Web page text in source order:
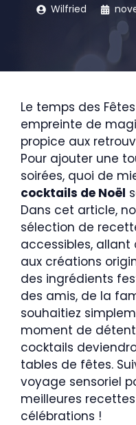
Wilfried
Le temps des
empreinte de
propice aux
Pour ajouter une
soirées, quoi de
cocktails de Noël
Dans cet article,
sélection de
accessibles,
aux créations
des ingrédients
des amis, de la
souhaitiez
moment de
cocktails
tables de fêtes.
voyage sensoriel
meilleures
célébrations !